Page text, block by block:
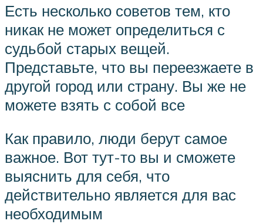
Есть несколько советов тем, кто
никак не может определиться с
судьбой старых вещей.
Представьте, что вы переезжаете в
другой город или страну. Вы же не
можете взять с собой все
Как правило, люди берут самое
важное. Вот тут-то вы и сможете
выяснить для себя, что
действительно является для вас
необходимым